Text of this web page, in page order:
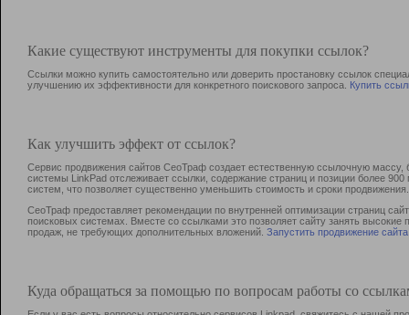
Какие существуют инструменты для покупки ссылок?
Ссылки можно купить самостоятельно или доверить простановку ссылок
улучшению их эффективности для конкретного поискового запроса. Купить
Как улучшить эффект от ссылок?
Сервис продвижения сайтов СеоТраф создает естественную ссылочную
системы LinkPad отслеживает ссылки, содержание страниц и позиции более
систем, что позволяет существенно уменьшить стоимость и сроки продвижения.
СеоТраф предоставляет рекомендации по внутренней оптимизации страниц
поисковых системах. Вместе со ссылками это позволяет сайту занять
продаж, не требующих дополнительных вложений. Запустить продвижение сайта
Куда обращаться за помощью по вопросам работы со